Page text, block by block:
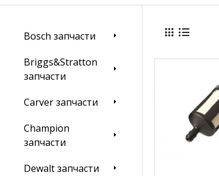
Bosch запчасти
Briggs&Stratton
запчасти
Carver запчасти
Champion
запчасти
Dewalt запчасти